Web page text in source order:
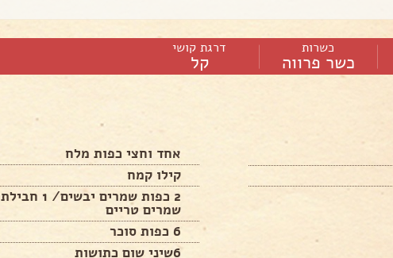
כשרות
כשר פרווה
דרגת קושי
קל
אחד וחצי כפות מלח
קילו קמח
2 כפות שמרים יבשים/ 1 חבילת
שמרים טריים
6 כפות סוכר
6שיני שום כתושות